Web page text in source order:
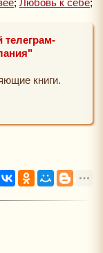
телеграм-
книги.